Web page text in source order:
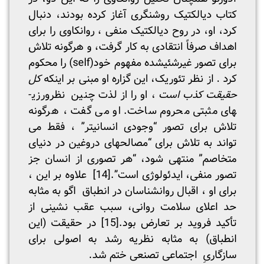
کتاب دیالکتیک روشنگری آغاز کرده بودند، دنبال
کرد، او، در روح دیالکتیک منفی ، روانکاوی را برای
اهداف صرفاً انتقادی به کار گرفت، و هرگونه تلاش
برای تصور غیر­شئی­شده مفهوم خود(self) را محکوم
کرد . از نظر تئوریک، این گزاره او مبنی بر اینکهکل
حقیقت کذب است، او را از لذت چنین نظر­ورزی­
های مثبتی محروم ساخت. او می گفت ، هرگونه
تلاش برای تصور “وجودی انسانی­تر” ، فقط می
تواند به تلاش برای “مصالحه­ای دروغین در دنیای
متخاصم” منتهی شود، “هر تصوری از انسان جز
تصور منفی، ایدئولوژی است”.[14]
علاوه بر این ،
برای او ، اقبال روانشناسان در انطباق اگو به مثابه
حد اعلای سلامت روانی، سبب عقب نشینی از
تأکید فروید بر تعارض بود.[15]
در حقیقت (این
انطباق) به مثابه نظریه رشد به اصولی برای
سازگاریِ اجتماعی تصنعی ختم شد.